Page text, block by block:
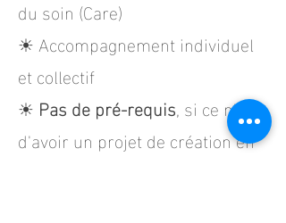
du soin (Care)
☀︎ Accompagnement individuel
et collectif
☀︎ Pas de pré-requis, si ce n'est
d'avoir un projet de création en